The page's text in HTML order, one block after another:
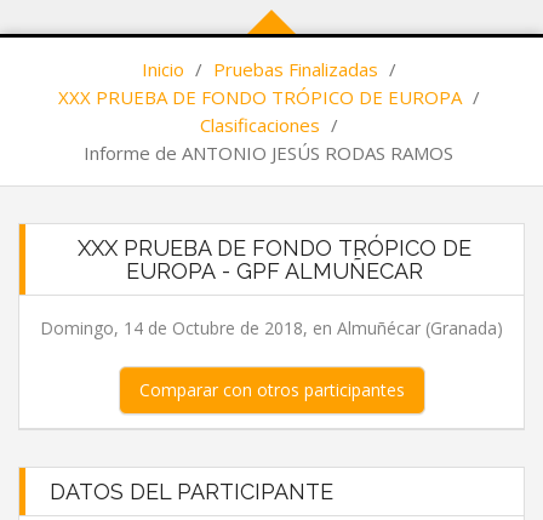
Inicio / Pruebas Finalizadas /
XXX PRUEBA DE FONDO TRÓPICO DE EUROPA /
Clasificaciones /
Informe de ANTONIO JESÚS RODAS RAMOS
XXX PRUEBA DE FONDO TRÓPICO DE
EUROPA - GPF ALMUÑECAR
Domingo, 14 de Octubre de 2018, en Almuñécar (Granada)
Comparar con otros participantes
DATOS DEL PARTICIPANTE